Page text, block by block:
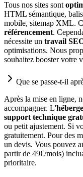
Tous nos sites sont
HTML sémantique,
mobile, sitemap XML.
référencement.
nécessite un travail
optimisations. Nous
souhaitez booster votre
Que se passe-t-il
Après la mise en ligne,
accompagner. L'
support technique
ou petit ajustement. Si
gratuitement. Pour des
un devis. Vous pouvez
partir de 49€/mois)
prioritaire.